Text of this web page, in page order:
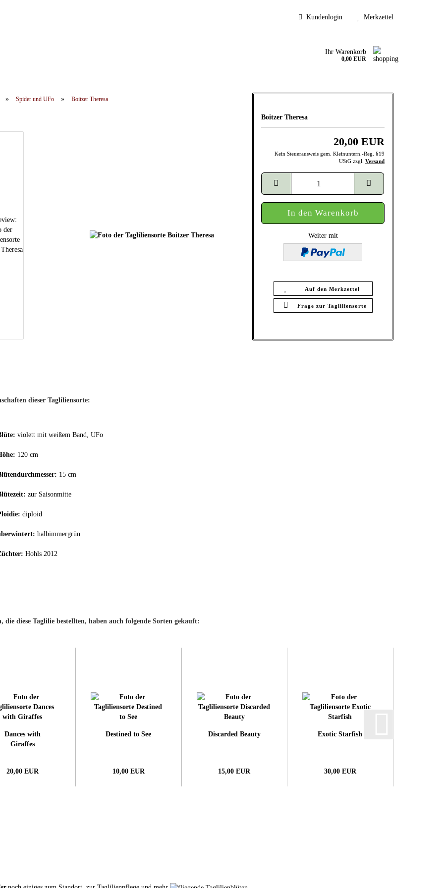
Kundenlogin Merkzettel
Ihr Warenkorb
0,00 EUR
» Spider und UFo » Boitzer Theresa
Boitzer Theresa
20,00 EUR
Kein Steuerausweis gem. Kleinuntern.-Reg. §19
UStG zzgl. Versand
Weiter mit
Auf den Merkzettel
Frage zur Tagliliensorte
dieser Tagliliensorte:
violett mit weißem Band, UFo
120 cm
15 cm
zur Saisonmitte
diploid
halbimmergrün
Hohls 2012
die diese Taglilie bestellten, haben auch folgende Sorten gekauft:
Dances with
Giraffes
20,00 EUR
Destined to See
10,00 EUR
Discarded Beauty
15,00 EUR
Exotic Starfish
30,00 EUR